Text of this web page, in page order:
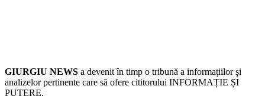
GIURGIU NEWS a devenit în timp o tribună a informaţiilor şi
analizelor pertinente care să ofere cititorului INFORMAȚIE ȘI
PUTERE.